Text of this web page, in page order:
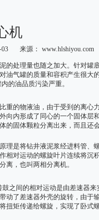
机
03 来源： www.hlshiyou.com
的处理量也随之加大。针对罐
油气罐的质量和容积产生很大
的油品质污染严重。
重的物液油，由于受到的离心
向内形成了同心的一个固体层
的固体颗粒分离出来，而且还
理是将钻井液泥浆经进料管、
相对运动的螺旋叶片连续将沉
离，也叫两相分离机。
之间的相对运动是由差速器
动了差速器外壳的旋转，由于
扭矩传递给螺旋，实现了卧式